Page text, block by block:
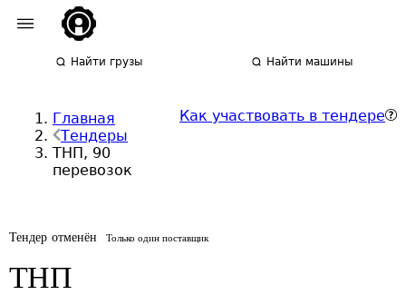
Найти грузы Найти машины
Главная
Тендеры
ТНП, 90
перевозок
Как участвовать в тендере
Тендер отменён Только один поставщик
ТНП